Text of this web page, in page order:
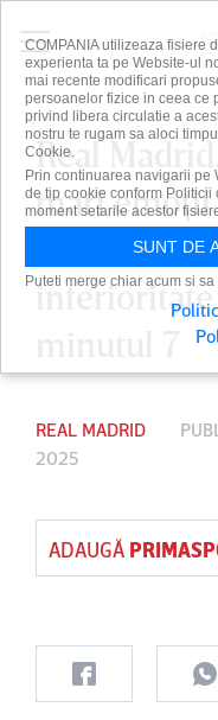
Real
mari emoţii
Blancos”
REAL MADRID
2025
ADAUGĂ
COMPANIA utilizeaza fisiere
experienta ta pe Website-ul
mai recente modificari
persoanelor fizice in ceea ce
privind libera circulatie a
nostru te rugam sa aloci
Cookie.
Prin continuarea navigarii pe
de tip cookie conform Politicii
moment setarile acestor
SUNT DE
Puteti merge chiar acum si